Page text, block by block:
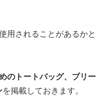
用されることがあるかと
のトートバッグ、ブリー
を掲載しておきます。